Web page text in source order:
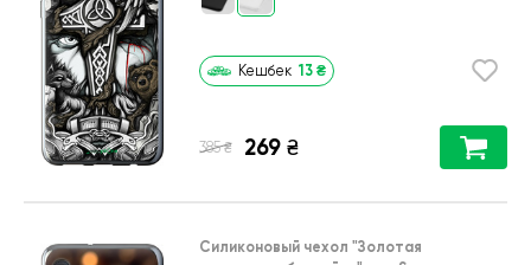
Кешбек 13 ₴
385 ₴ 269 ₴
Силиконовый чехол "Золотая